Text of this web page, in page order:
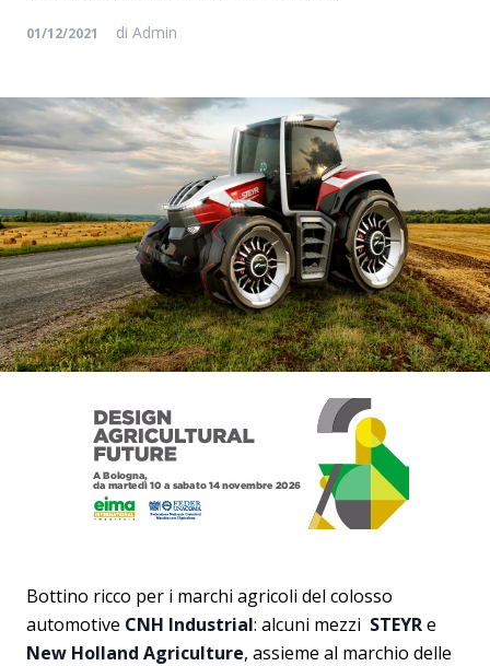
01/12/2021 di Admin
Bottino ricco per i marchi agricoli del colosso
automotive CNH Industrial: alcuni mezzi STEYRe
New Holland Agriculture, assieme al marchio delle